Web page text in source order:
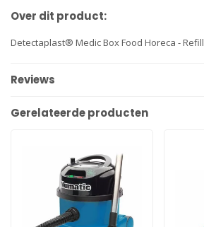
Over dit product:
Detectaplast® Medic Box Food Horeca - Refill
Reviews
Gerelateerde producten